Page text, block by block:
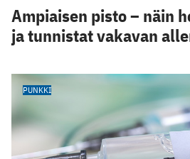
Ampiaisen pisto – näin
ja tunnistat vakavan
PUNKKI